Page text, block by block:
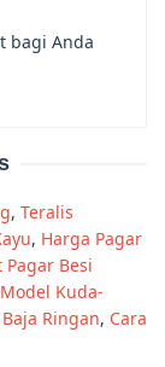
bagi Anda
, Teralis
, Harga Pagar
Besi
Kuda-
Ringan, Cara